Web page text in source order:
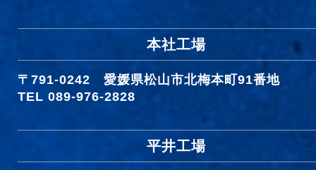
本社工場
〒791-0242 愛媛県松山市北梅本町91番地
TEL 089-976-2828
平井工場